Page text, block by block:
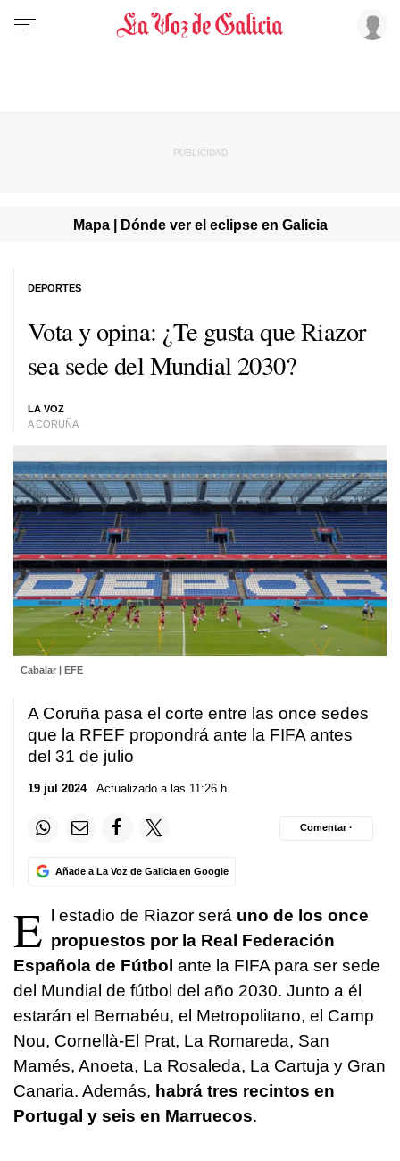
Mapa | Dónde ver el eclipse en Galicia
Vota y opina: ¿Te gusta que Riazor
sea sede del Mundial 2030?
LA VOZ
A CORUÑA
DEPORTES
Cabalar | EFE
A Coruña pasa el corte entre las once sedes
que la RFEF propondrá ante la FIFA antes
del 31 de julio
19 jul 2024. Actualizado a las 11:26 h.
Añade a La Voz de Galicia en Google
Comentar ·
E l estadio de Riazor será uno de los once
propuestos por la Real Federación
Española de Fútbol ante la FIFA para ser sede
del Mundial de fútbol del año 2030. Junto a él
estarán el Bernabéu, el Metropolitano, el Camp
Nou, Cornellà-El Prat, La Romareda, San
Mamés, Anoeta, La Rosaleda, La Cartuja y Gran
Canaria. Además, habrá tres recintos en
Portugal y seis en Marruecos.